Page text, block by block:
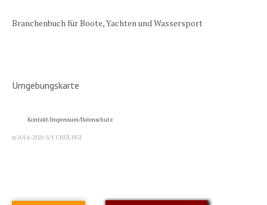
Branchenbuch für Boote, Yachten und Wassersport
Umgebungskarte
Kontakt/Impressum/Datenschutz
© 2014–2026 S/Y CHULUGI